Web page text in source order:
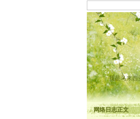
我是马来西
网络日志正文